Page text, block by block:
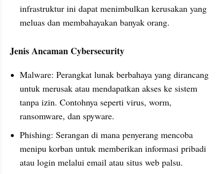
infrastruktur ini dapat menimbulkan kerusakan yang
meluas dan membahayakan banyak orang.
Jenis Ancaman Cybersecurity
Malware: Perangkat lunak berbahaya yang dirancang
untuk merusak atau mendapatkan akses ke sistem
tanpa izin. Contohnya seperti virus, worm,
ransomware, dan spyware.
Phishing: Serangan di mana penyerang mencoba
menipu korban untuk memberikan informasi pribadi
atau login melalui email atau situs web palsu.